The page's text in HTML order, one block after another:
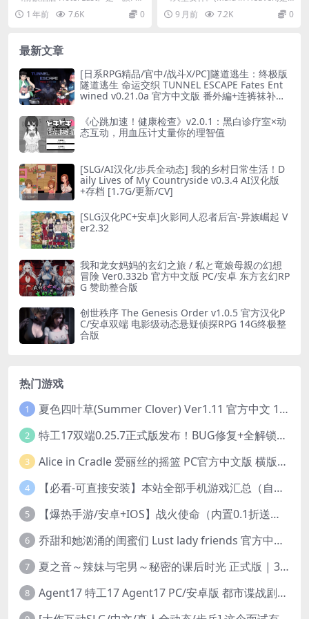
平台SLG策略经营游戏，现已推出
官方...1 年前 7.6K 0
一款融合恐怖元素的互动SLG游
戏，...9 月前 7.2K 0
最新文章
[日系RPG精品/官中/战斗X/PC]隧道逃生：终极版
隧道逃生 命运交织 TUNNEL ESCAPE Fates Ent
wined v0.21.0a 官方中文版 番外編+连裤袜补丁
《心跳加速！健康检查》v2.0.1：黑白诊疗室×动
态互动，用血压计丈量你的理智值
[SLG/AI汉化/步兵全动态] 我的乡村日常生活！D
aily Lives of My Countryside v0.3.4 AI汉化版
+存档 [1.7G/更新/CV]
[SLG汉化PC+安卓]火影同人忍者后宫-异族崛起 V
er2.32
我和龙女妈妈的玄幻之旅 / 私と竜娘母親の幻想
冒険 Ver0.332b 官方中文版 PC/安卓 东方玄幻RP
G 赞助整合版
创世秩序 The Genesis Order v1.0.5 官方汉化P
C/安卓双端 电影级动态悬疑侦探RPG 14G终极整
合版
热门游戏
1 夏色四叶草(Summer Clover) Ver1.11 官方中文 1+4.35G 全CG 有CV 百度盘版本
2 特工17双端0.25.7正式版发布！BUG修复+全解锁存档+赞助码合集（安卓/PC/中文/动态）
3 Alice in Cradle 爱丽丝的摇篮 PC官方中文版 横版动作ACT 手绘幻想风 v0.29g 完整体验版
4 【必看-可直接安装】本站全部手机游戏汇总（自带修改器MOD）
5 【爆热手游/安卓+IOS】战火使命（内置0.1折送可触碰战姬）[中文/美女养成/整合兑换码/双端互通/更新]（公测）
6 乔甜和她汹涌的闺蜜们 Lust lady friends 官方中文版本 SLG类型
7 夏之音～辣妹与宅男～秘密的课后时光 正式版 | 3D 动态步兵触摸互动 SLG|PC 平台 | 内嵌汉化 + 去码补丁 + 修改存档 | 1.5G
8 Agent17 特工17 Agent17 PC/安卓版 都市谍战剧情模拟RPG v0.26.6 官方中文高清版